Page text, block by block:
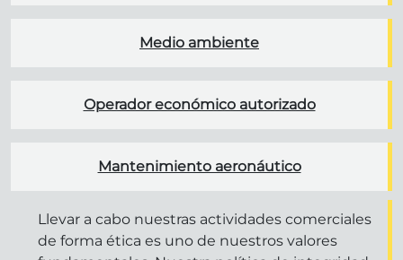
Medio ambiente
Operador económico autorizado
Mantenimiento aeronáutico
Llevar a cabo nuestras actividades comerciales
de forma ética es uno de nuestros valores